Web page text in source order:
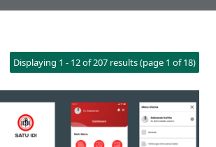
Displaying 1 - 12 of 207 results (page 1 of 18)